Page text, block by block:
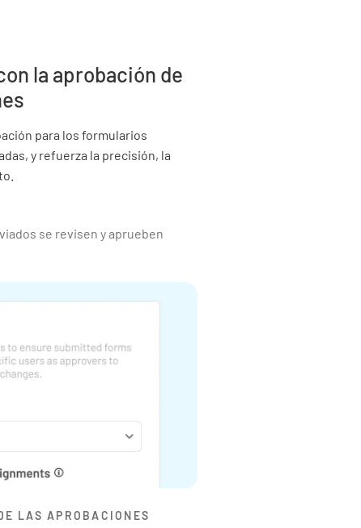
la aprobación de
para los formularios
y refuerza la precisión, la
se revisen y aprueben
LAS APROBACIONES